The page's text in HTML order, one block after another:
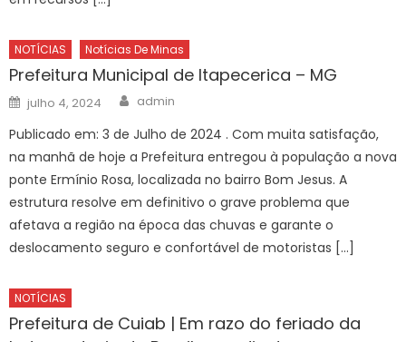
NOTÍCIAS Notícias De Minas
Prefeitura Municipal de Itapecerica – MG
Posted
on
julho 4, 2024 Author
admin
Publicado em: 3 de Julho de 2024 . Com muita satisfação,
na manhã de hoje a Prefeitura entregou à população a nova
ponte Ermínio Rosa, localizada no bairro Bom Jesus. A
estrutura resolve em definitivo o grave problema que
afetava a região na época das chuvas e garante o
deslocamento seguro e confortável de motoristas […]
NOTÍCIAS
Prefeitura de Cuiab | Em razo do feriado da